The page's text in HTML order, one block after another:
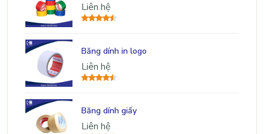
Liên hệ
Băng dính in logo
Liên hệ
Băng dính giấy
Liên hệ